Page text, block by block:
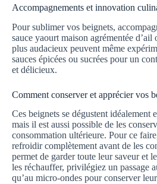
Accompagnements et innovation
Pour sublimer vos beignets,
sauce yaourt maison agrémentée
plus audacieux peuvent même
sauces épicées ou sucrées pour un
et délicieux.
Comment conserver et apprécier vos
Ces beignets se dégustent idéalement
mais il est aussi possible de les
consommation ultérieure. Pour ce
refroidir complètement avant de les
permet de garder toute leur saveur et
les réchauffer, privilégiez un passage
qu’au micro-ondes pour conserver